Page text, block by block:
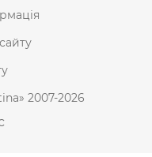
2007-2026